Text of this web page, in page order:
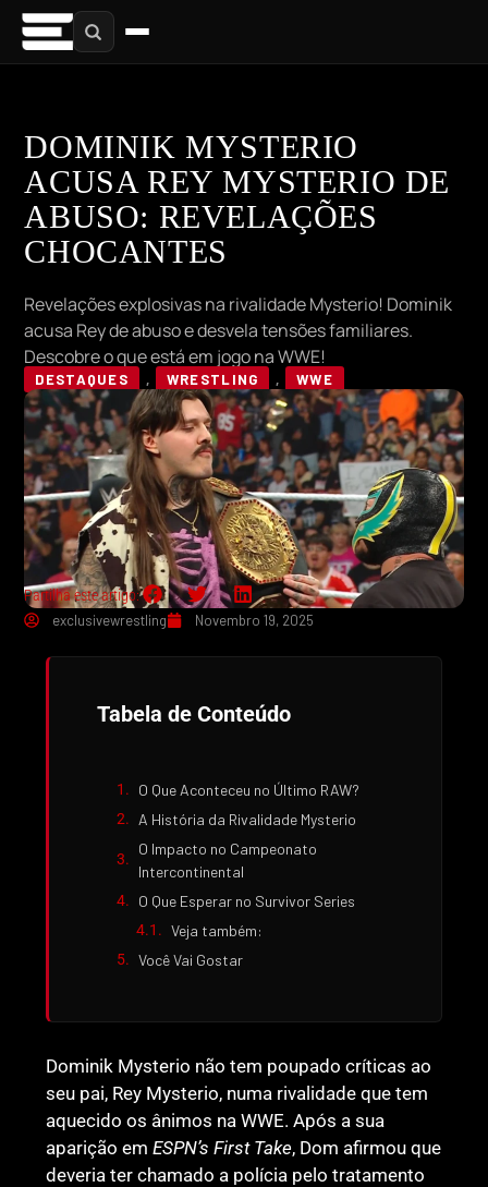
DOMINIK MYSTERIO
ACUSA REY MYSTERIO DE
ABUSO: REVELAÇÕES
CHOCANTES
Revelações explosivas na rivalidade Mysterio! Dominik
acusa Rey de abuso e desvela tensões familiares.
Descobre o que está em jogo na WWE!
DESTAQUES , WRESTLING , WWE
Partilha este artigo:
exclusivewrestling
Novembro 19, 2025
Tabela de Conteúdo
O Que Aconteceu no Último RAW?
A História da Rivalidade Mysterio
O Impacto no Campeonato
Intercontinental
O Que Esperar no Survivor Series
Veja também:
Você Vai Gostar
Dominik Mysterio não tem poupado críticas ao
seu pai, Rey Mysterio, numa rivalidade que tem
aquecido os ânimos na WWE. Após a sua
aparição emESPN’s First Take, Dom afirmou que
deveria ter chamado a polícia pelo tratamento